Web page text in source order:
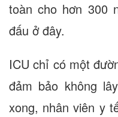
toàn cho hơn 300
đấu ở đây.
ICU chỉ có một
đảm bảo không
xong, nhân viên y